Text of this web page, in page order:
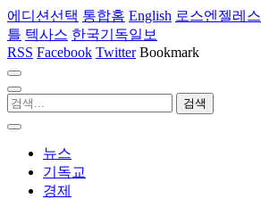
에디션선택 통합홈 English 로스엔젤레스
틀 텍사스 한국기독일보
RSS Facebook Twitter Bookmark
뉴스
기독교
경제